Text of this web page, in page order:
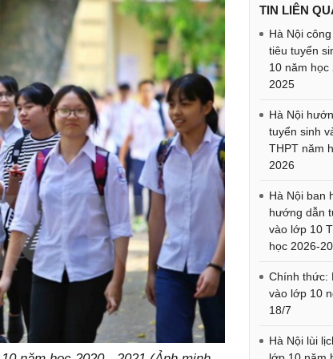
TIN LIÊN
Hà Nội
tiêu tuyển
10 năm học
2025
Hà Nội
tuyển sinh
THPT năm
2026
Hà Nội ban
hướng dẫn
vào lớp 10
học 2026-
Chính thức:
vào lớp 10
18/7
Hà Nội lùi